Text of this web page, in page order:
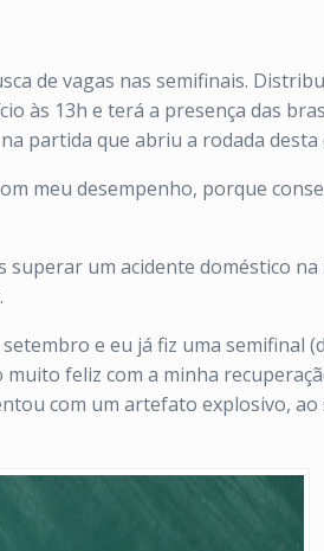
de vagas nas semifinais.
às 13h e terá a presença das
partida que abriu a rodada desta
meu desempenho, porque
um acidente doméstico na
e eu já fiz uma semifinal
feliz com a minha
com um artefato explosivo,